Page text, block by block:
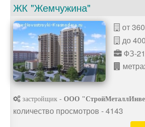
ЖК "Жемчужина"
от
до
ФЗ-
застройщик - ООО
количество просмотров - 4143